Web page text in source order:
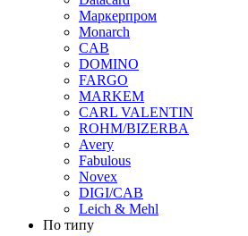
Маркерпром
Monarch
CAB
DOMINO
FARGO
MARKEM
CARL VALENTIN
ROHM/BIZERBA
Avery
Fabulous
Novex
DIGI/CAB
Leich & Mehl
По типу